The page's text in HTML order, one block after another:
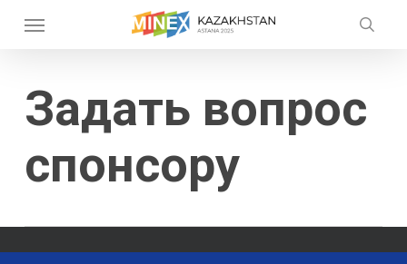
Menu
Задать вопрос
спонсору